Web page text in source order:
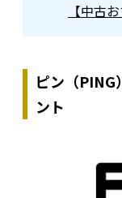
【中古
ピン（PING
ント